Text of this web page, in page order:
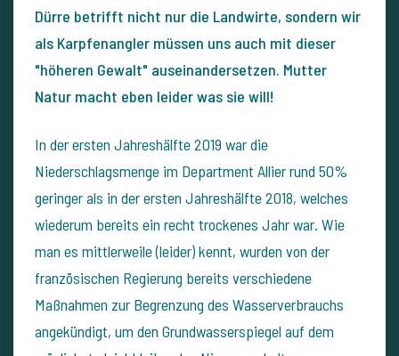
Dürre betrifft nicht nur die Landwirte, sondern wir
als Karpfenangler müssen uns auch mit dieser
"höheren Gewalt" auseinandersetzen. Mutter
Natur macht eben leider was sie will!
In der ersten Jahreshälfte 2019 war die
Niederschlagsmenge im Department Allier rund 50%
geringer als in der ersten Jahreshälfte 2018, welches
wiederum bereits ein recht trockenes Jahr war. Wie
man es mittlerweile (leider) kennt, wurden von der
französischen Regierung bereits verschiedene
Maßnahmen zur Begrenzung des Wasserverbrauchs
angekündigt, um den Grundwasserspiegel auf dem